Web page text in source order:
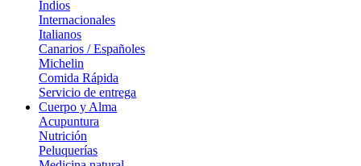
Indios
Internacionales
Italianos
Canarios / Españoles
Michelin
Comida Rápida
Servicio de entrega
Cuerpo y Alma
Acupuntura
Nutrición
Peluquerías